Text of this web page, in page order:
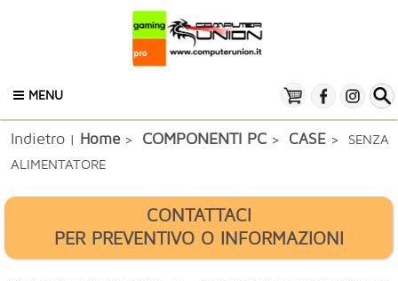
MENU
Indietro | Home> COMPONENTI PC > CASE > SENZA
ALIMENTATORE
CONTATTACI
PER PREVENTIVO O INFORMAZIONI